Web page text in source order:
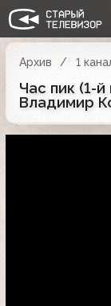
Архив 1
Час пик (1-
Владимир